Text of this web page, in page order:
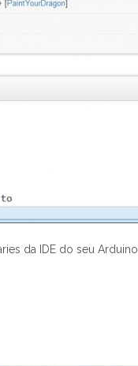
da IDE do seu Arduino.